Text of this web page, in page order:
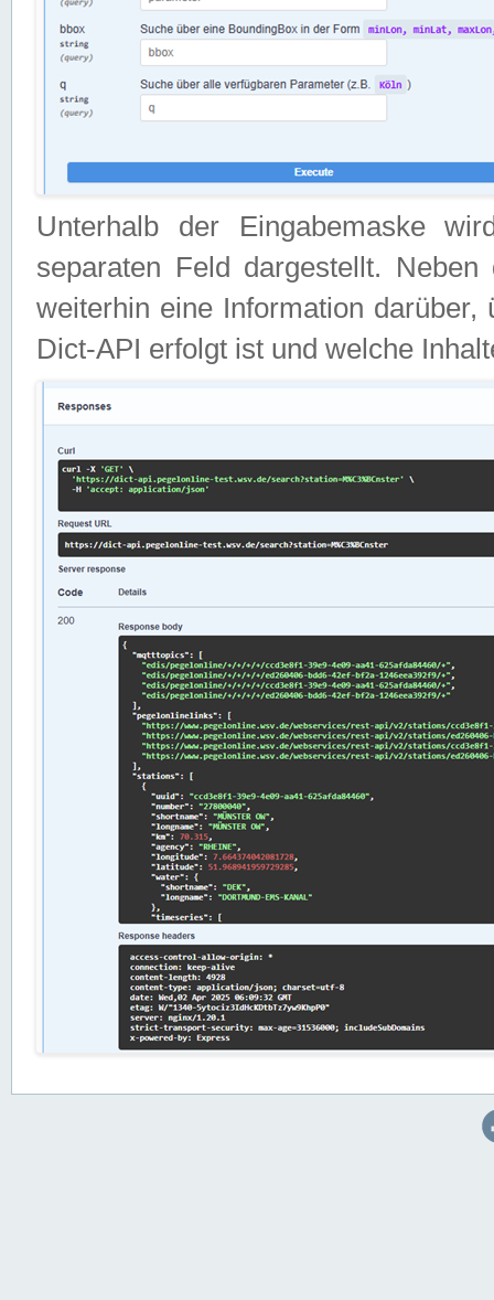
Unterhalb der Eingabemaske
separaten Feld dargestellt.
weiterhin eine Information
Dict-API erfolgt ist und welche